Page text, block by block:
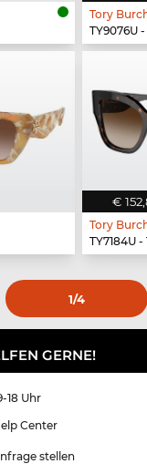
Tory
TY9076U -
€
Tory
TY7184U -
1/4
GERNE!
18 Uhr
Center
stellen